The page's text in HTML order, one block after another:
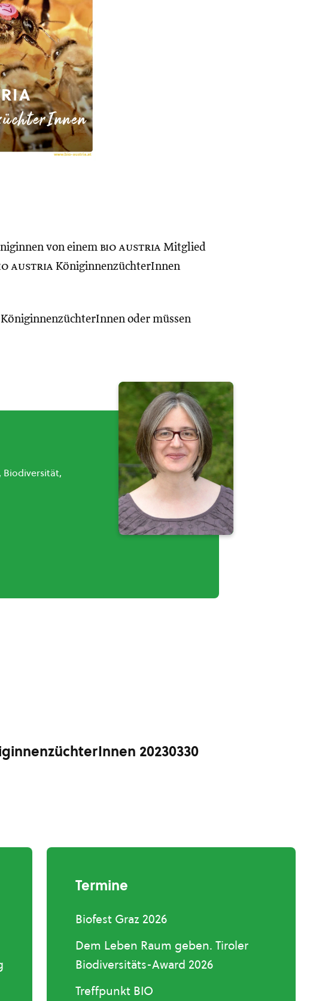
von einem bio austria Mitglied
austria KöniginnenzüchterInnen
KöniginnenzüchterInnen oder müssen
20230330
Termine
Biofest Graz 2026
Dem Leben Raum geben. Tiroler
Biodiversitäts-Award 2026
Treffpunkt BIO